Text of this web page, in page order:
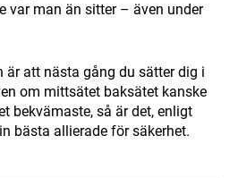
var man än sitter – även under
är att nästa gång du sätter dig i
om mittsätet baksätet kanske
bekvämaste, så är det, enligt
bästa allierade för säkerhet.